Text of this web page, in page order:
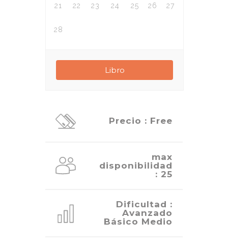
21 22 23 24 25 26 27
28
Precio : Free
max
disponibilidad
: 25
Dificultad :
Avanzado
Básico Medio